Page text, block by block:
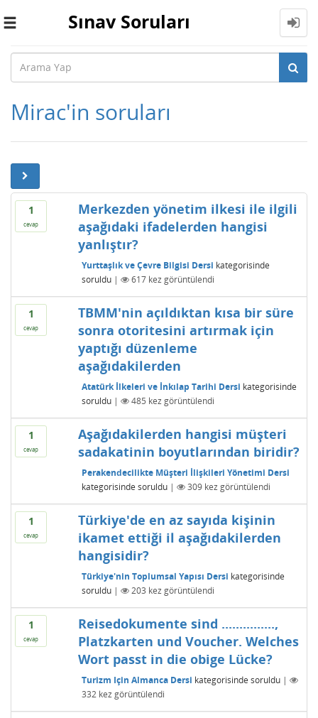
Toggle
Sınav Soruları
Mirac'in soruları
1
cevap
Merkezden yönetim ilkesi ile ilgili
aşağıdaki ifadelerden hangisi
yanlıştır?
Yurttaşlık ve Çevre Bilgisi Dersi kategorisinde
soruldu | 617kez görüntülendi
1
cevap
TBMM'nin açıldıktan kısa bir süre
sonra otoritesini artırmak için
yaptığı düzenleme
aşağıdakilerden
Atatürk İlkeleri ve İnkılap Tarihi Dersi kategorisinde
soruldu | 485 kez görüntülendi
1
cevap
Aşağıdakilerden hangisi müşteri
sadakatinin boyutlarından biridir?
Perakendecilikte Müşteri İlişkileri Yönetimi Dersi
kategorisinde soruldu | 309kez görüntülendi
1
cevap
Türkiye'de en az sayıda kişinin
ikamet ettiği il aşağıdakilerden
hangisidir?
Türkiye'nin Toplumsal Yapısı Dersi kategorisinde
soruldu | 203 kez görüntülendi
1
cevap
Reisedokumente sind ...............,
Platzkarten und Voucher. Welches
Wort passt in die obige Lücke?
Turizm Için Almanca Dersi kategorisinde soruldu |
332kez görüntülendi